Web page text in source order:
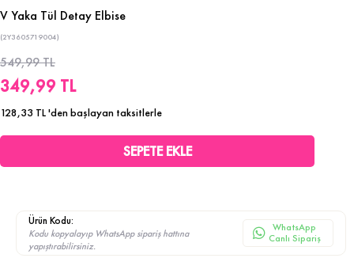
V Yaka Tül Detay Elbise
(2Y3605719004)
549,99 TL
349,99 TL
128,33 TL'den başlayan taksitlerle
Ürün Kodu:
Kodu kopyalayıp WhatsApp sipariş hattına
yapıştırabilirsiniz.
WhatsApp
Canlı Sipariş